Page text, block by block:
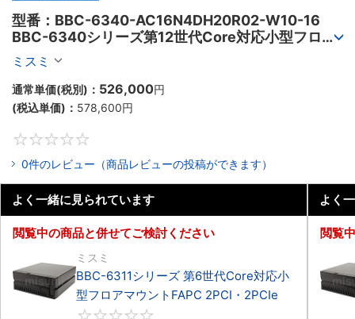
型番：BBC-6340-AC16N4DH20R02-W10-16
BBC-6340シリーズ第12世代Core対応小型フロア
マウントPC2PCI/2PCIe
ミスミ
通常単価(税別)： 526,000円
(税込単価)： 578,600円
0件のレビュー（商品レビューの投稿ができます）
よく一緒に見られています
閲覧中の商品と併せてご検討ください
ミスミ
BBC-6311シリーズ 第6世代Core対応小
型フロアマウントFAPC 2PCI・2PCIe
よく
閲覧